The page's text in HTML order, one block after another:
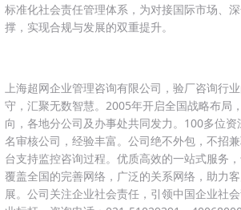
标准化社会责任管理体系，为对接国际市场、
撑，实现合规与发展的双重提升。
上海超网企业管理咨询有限公司，验厂咨询行
守，汇聚无数智慧。2005年开启全国战略布局
向，各地分公司及办事处共同发力。100多位
名审核公司，经验丰富。公司绝不外包，不招
台支持监控咨询过程。优质高效的一站式服务
覆盖全国的完善网络，广泛的关系网络，助力
展。公司关注企业社会责任，引领中国企业社